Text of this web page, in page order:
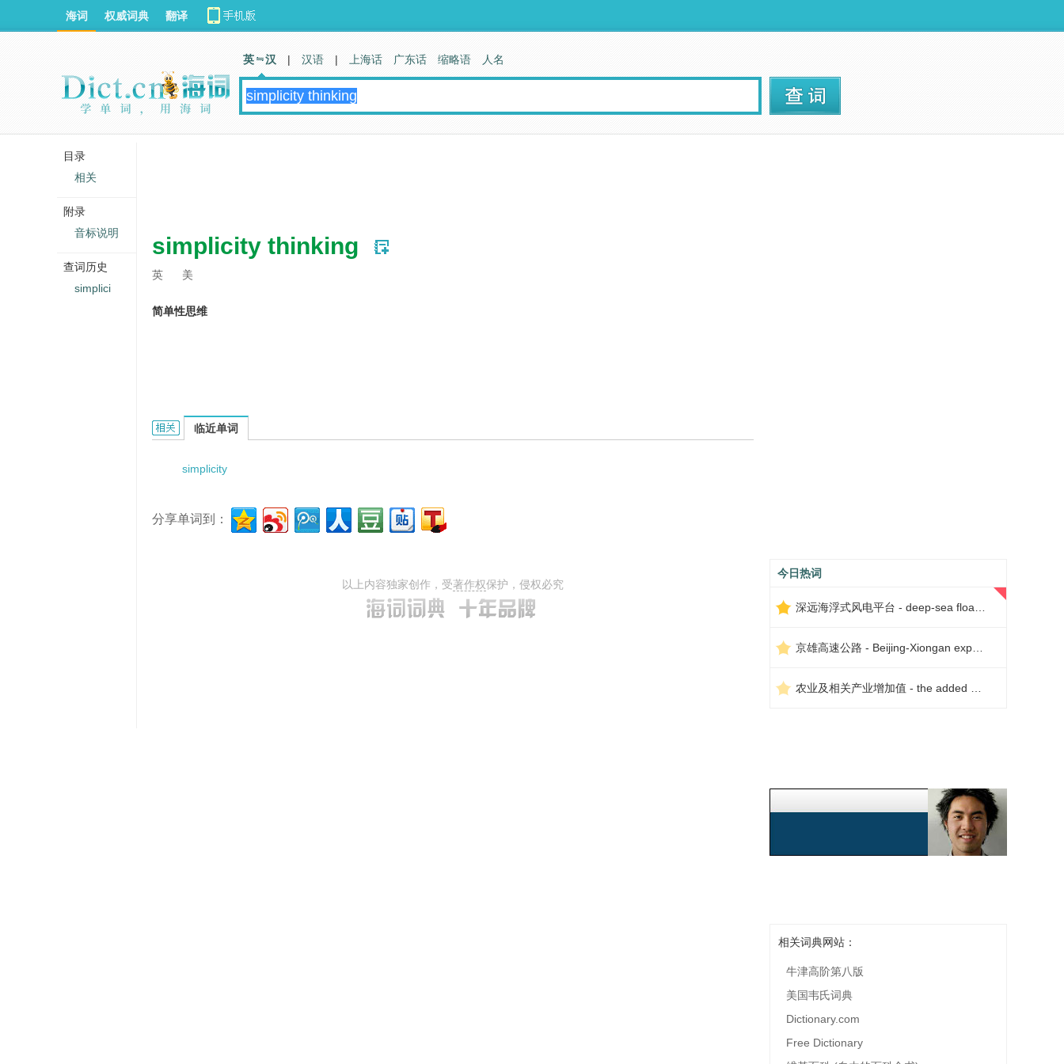
simplicity thinking
英 美
简单性思维
Simplicity thinking的相关资料：
临近单词
simplicity
分享单词到：
以上内容独家创作，受著作权保护，侵权必究
今日热词
相关词典网站：
牛津高阶第八版
美国韦氏词典
Dictionary.com
Free Dictionary
海词 权威词典 翻译
英 汉 | 汉语 | 上海话 广东话 缩略语 人名
目录
相关
附录
音标说明
查词历史
simplici